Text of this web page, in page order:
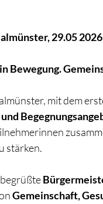
29.05 2026
Bewegung.
mit dem
stärken.
Gemeinschaft,